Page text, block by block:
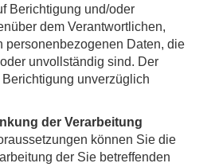
Berichtigung und/oder
dem Verantwortlichen,
personenbezogenen Daten, die
unvollständig sind. Der
unverzüglich
der Verarbeitung
können Sie die
der Sie betreffenden